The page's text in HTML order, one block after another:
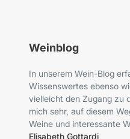
Weinblog
In unserem Wein-Blog
Wissenswertes ebenso
vielleicht den Zugang zu
mich sehr, auf diesem
Weine und interessante
Elisabeth Gottardi